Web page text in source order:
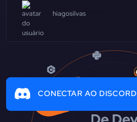
hiagosilvas
CONECTAR AO DISCORD